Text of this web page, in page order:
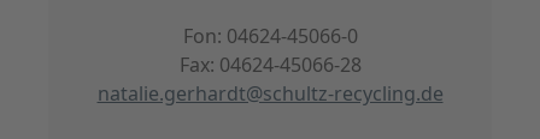
Fon: 04624-45066-0
Fax: 04624-45066-28
natalie.gerhardt@schultz-recycling.de